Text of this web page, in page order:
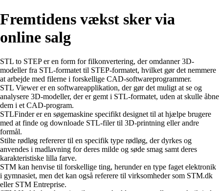
Fremtidens vækst sker via
online salg
STL to STEP er en form for filkonvertering, der omdanner 3D-
modeller fra STL-formatet til STEP-formatet, hvilket gør det nemmere
at arbejde med filerne i forskellige CAD-softwareprogrammer.
STL Viewer er en softwareapplikation, der gør det muligt at se og
analysere 3D-modeller, der er gemt i STL-formatet, uden at skulle åbne
dem i et CAD-program.
STLFinder er en søgemaskine specifikt designet til at hjælpe brugere
med at finde og downloade STL-filer til 3D-printning eller andre
formål.
Stilte rødløg refererer til en specifik type rødløg, der dyrkes og
anvendes i madlavning for deres milde og søde smag samt deres
karakteristiske lilla farve.
STM kan henvise til forskellige ting, herunder en type faget elektronik
i gymnasiet, men det kan også referere til virksomheder som STM.dk
eller STM Entreprise.